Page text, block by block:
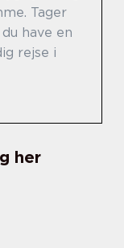
Tager
have en
rejse i
her